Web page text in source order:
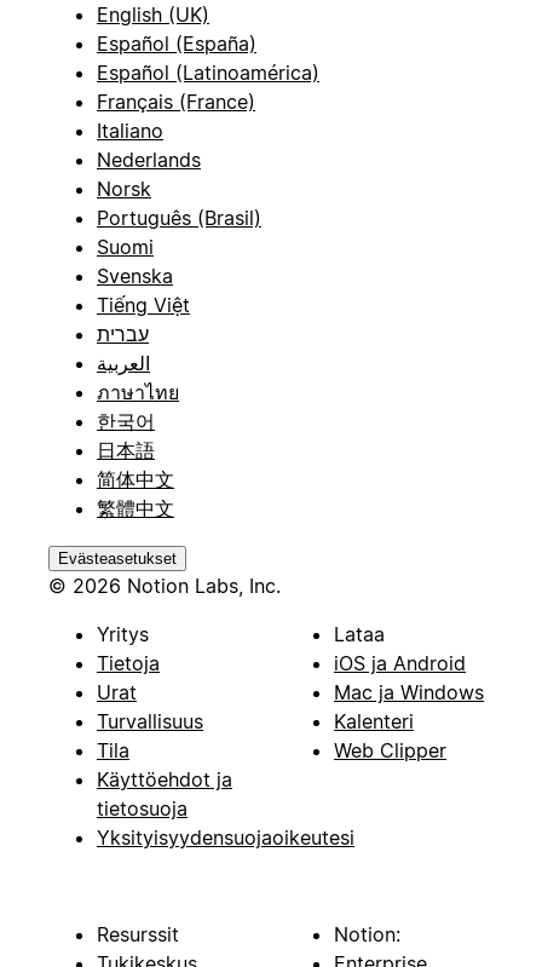
English (UK)
Español (España)
Español (Latinoamérica)
Français (France)
Italiano
Nederlands
Norsk
Português (Brasil)
Suomi
Svenska
Tiếng Việt
עברית
العربية
ภาษาไทย
한국어
日本語
简体中文
繁體中文
Evästeasetukset
© 2026 Notion Labs, Inc.
Yritys
Tietoja
Urat
Turvallisuus
Tila
Käyttöehdot ja
tietosuoja
Yksityisyydensuojaoikeutesi
Lataa
iOS ja Android
Mac ja Windows
Kalenteri
Web Clipper
Resurssit
Notion: